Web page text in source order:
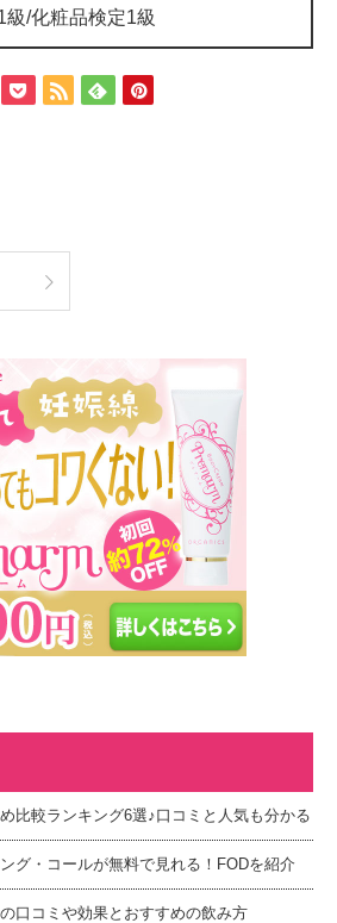
級/化粧品検定1級
比較ランキング6選♪口コミと人気も分かる
グ・コールが無料で見れる！FODを紹介
口コミや効果とおすすめの飲み方